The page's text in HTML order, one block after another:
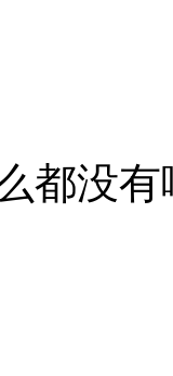
都没有